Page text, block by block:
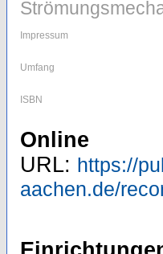
Impressum
Umfang
ISBN
Online
URL: https://
aachen.de/